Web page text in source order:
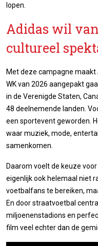
lopen.
Adidas wil
cultureel
Met deze campagne
WK van 2026 aangepakt
in de Verenigde Staten,
48 deelnemende landen.
een sportevent geworden.
waar muziek, mode,
samenkomen.
Daarom voelt de keuze
eigenlijk ook helemaal niet
voetbalfans te bereiken,
En door straatvoetbal
miljoenenstadions en
film veel echter dan de